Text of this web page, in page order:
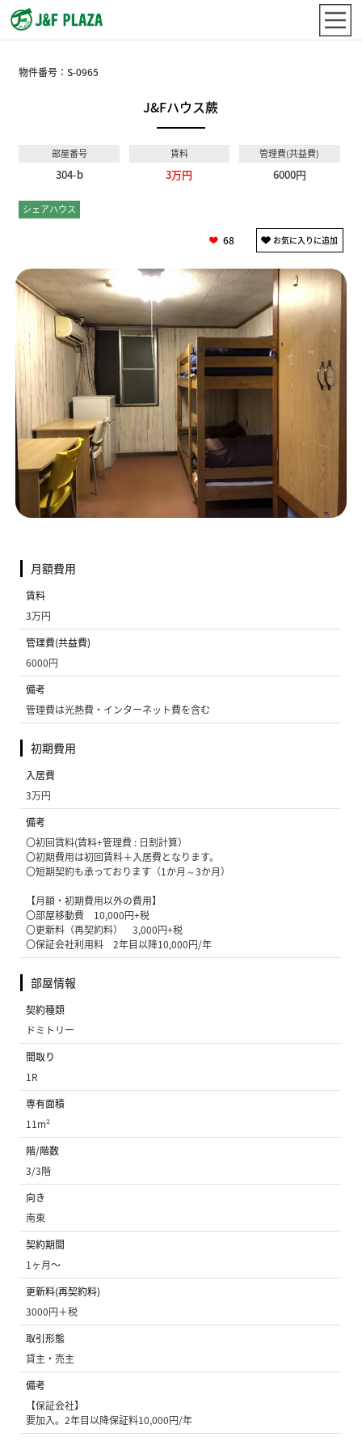
物件番号：S-0965
J&Fハウス蕨
部屋番号
304-b
賃料
3万円
管理費(共益費)
6000円
シェアハウス
68
月額費用
賃料
3万円
管理費(共益費)
6000円
備考
管理費は光熱費・インターネット費を含む
初期費用
入居費
3万円
備考
〇初回賃料(賃料+管理費 : 日割計算）
〇初期費用は初回賃料＋入居費となります。
〇短期契約も承っております（1か月～3か月）
【月額・初期費用以外の費用】
〇部屋移動費 10,000円+税
〇更新料（再契約料） 3,000円+税
〇保証会社利用料 2年目以降10,000円/年
部屋情報
契約種類
ドミトリー
間取り
1R
専有面積
11m²
階/階数
3/3階
向き
南東
契約期間
1ヶ月〜
更新料(再契約料)
3000円＋税
取引形態
貸主・売主
備考
【保証会社】
要加入。2年目以降保証料10,000円/年